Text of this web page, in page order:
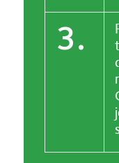
3.